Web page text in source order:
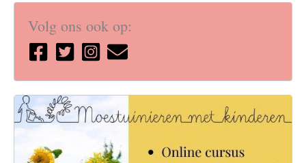
Volg ons ook op: